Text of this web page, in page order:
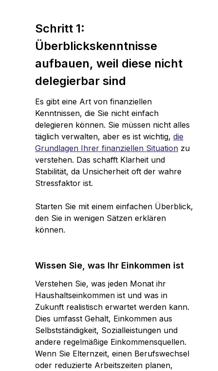
Schritt 1:
Überblickskenntnisse
aufbauen, weil diese nicht
delegierbar sind
Es gibt eine Art von finanziellen
Kenntnissen, die Sie nicht einfach
delegieren können. Sie müssen nicht alles
täglich verwalten, aber es ist wichtig, die
Grundlagen Ihrer finanziellen Situation zu
verstehen. Das schafft Klarheit und
Stabilität, da Unsicherheit oft der wahre
Stressfaktor ist.
Starten Sie mit einem einfachen Überblick,
den Sie in wenigen Sätzen erklären
können.
Wissen Sie, was Ihr Einkommen ist
Verstehen Sie, was jeden Monat ihr
Haushaltseinkommen ist und was in
Zukunft realistisch erwartet werden kann.
Dies umfasst Gehalt, Einkommen aus
Selbstständigkeit, Sozialleistungen und
andere regelmäßige Einkommensquellen.
Wenn Sie Elternzeit, einen Berufswechsel
oder reduzierte Arbeitszeiten planen,